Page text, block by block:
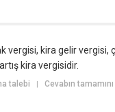
vergisi, kira gelir vergisi,
kira vergisidir.
talebi |Cevabın